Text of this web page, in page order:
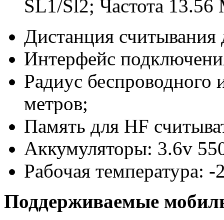
SL1/Sl2; Частота
Дистанция считывания
Интерфейс
Радиус беспроводного
метров;
Память для HF
Аккумуляторы: 3.6v
Рабочая температура:
Поддерживаемые